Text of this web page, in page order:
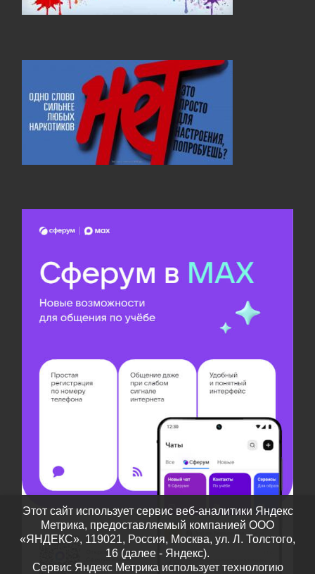
Этот сайт использует сервис веб-аналитики Яндекс
Метрика, предоставляемый компанией ООО
«ЯНДЕКС», 119021, Россия, Москва, ул. Л. Толстого,
16 (далее - Яндекс).
Сервис Яндекс Метрика использует технологию